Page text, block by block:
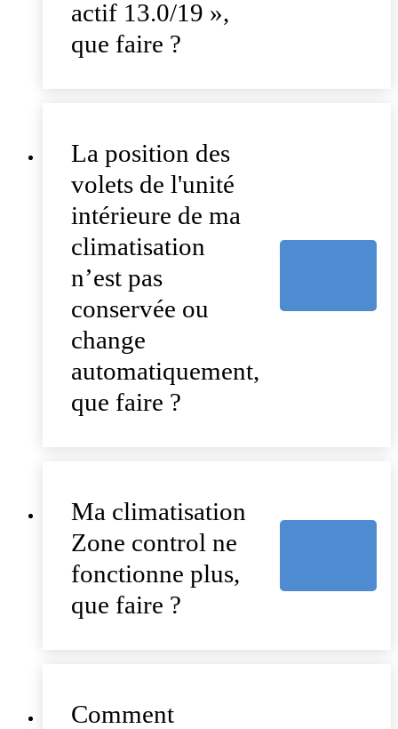
actif 13.0/19 »,
que faire ?
La position des
volets de l'unité
intérieure de ma
climatisation
n’est pas
conservée ou
change
automatiquement,
que faire ?
Ma climatisation
Zone control ne
fonctionne plus,
que faire ?
Comment